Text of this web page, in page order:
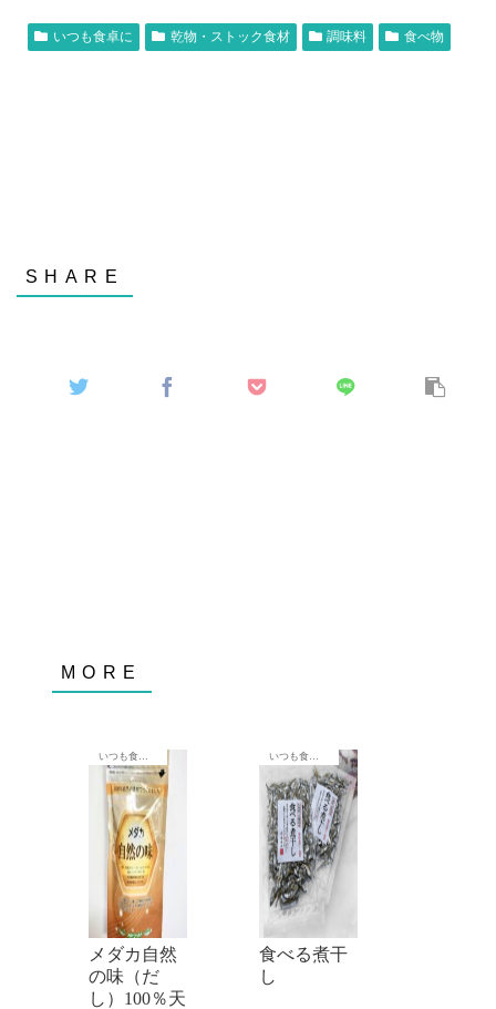
いつも食卓に 乾物・ストック食材 調味料 食べ物
いつも食卓に
メダカ自然
の味（だ
し）100％天
いつも食卓に
食べる煮干
し